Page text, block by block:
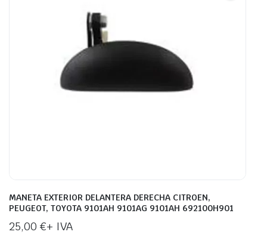
MANETA EXTERIOR DELANTERA DERECHA CITROEN,
PEUGEOT, TOYOTA 9101AH 9101AG 9101AH 692100H901
25,00 €+ IVA